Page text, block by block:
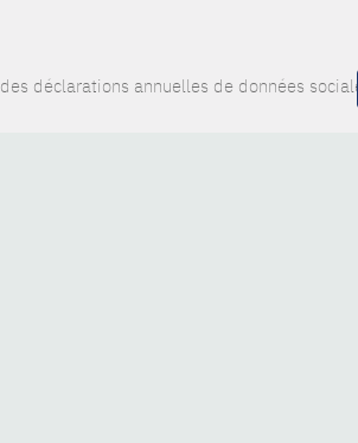
déclarations annuelles de données